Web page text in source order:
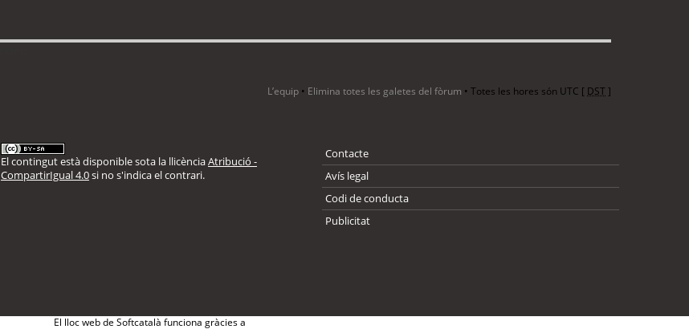
L’equip • Elimina totes les galetes del fòrum • Totes les hores són UTC [ DST]
El contingut està disponible sota la llicènciaAtribució -
CompartirIgual 4.0si no s'indica el contrari.
Contacte
Avís legal
Codi de conducta
Publicitat
El lloc web de Softcatalà funciona gràcies a